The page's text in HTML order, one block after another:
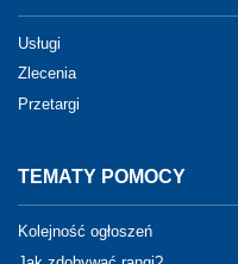
Usługi
Zlecenia
Przetargi
TEMATY POMOCY
Kolejność ogłoszeń